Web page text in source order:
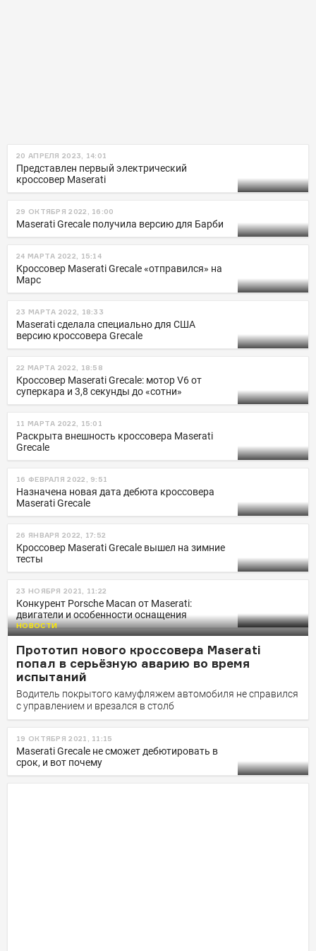
20 АПРЕЛЯ 2023, 14:01
Представлен первый электрический
кроссовер Maserati
29 ОКТЯБРЯ 2022, 16:00
Maserati Grecale получила версию для Барби
24 МАРТА 2022, 15:14
Кроссовер Maserati Grecale «отправился» на
Марс
23 МАРТА 2022, 18:33
Maserati сделала специально для США
версию кроссовера Grecale
22 МАРТА 2022, 18:58
Кроссовер Maserati Grecale: мотор V6 от
суперкара и 3,8 секунды до «сотни»
11 МАРТА 2022, 15:01
Раскрыта внешность кроссовера Maserati
Grecale
16 ФЕВРАЛЯ 2022, 9:51
Назначена новая дата дебюта кроссовера
Maserati Grecale
26 ЯНВАРЯ 2022, 17:52
Кроссовер Maserati Grecale вышел на зимние
тесты
23 НОЯБРЯ 2021, 11:22
Конкурент Porsche Macan от Maserati:
двигатели и особенности оснащения
НОВОСТИ
Прототип нового кроссовера Maserati
попал в серьёзную аварию во время
испытаний
Водитель покрытого камуфляжем автомобиля не справился
с управлением и врезался в столб
19 ОКТЯБРЯ 2021, 11:15
Maserati Grecale не сможет дебютировать в
срок, и вот почему